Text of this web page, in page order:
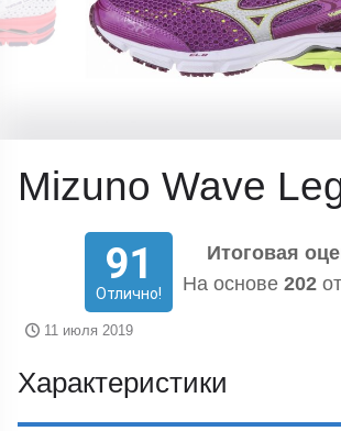
Mizuno Wave
91
Отлично!
Итоговая
На основе 202
11 июля 2019
Характеристики